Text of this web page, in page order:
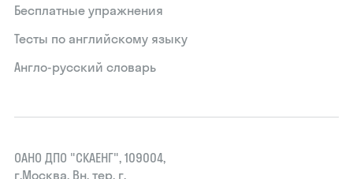
Бесплатные упражнения
Тесты по английскому языку
Англо-русский словарь
ОАНО ДПО "СКАЕНГ", 109004,
г.Москва, Вн. тер. г.